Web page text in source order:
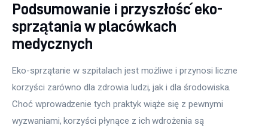
Podsumowanie i przyszłość eko-
sprzątania w placówkach
medycznych
Eko-sprzątanie w szpitalach jest możliwe i przynosi liczne
korzyści zarówno dla zdrowia ludzi, jak i dla środowiska.
Choć wprowadzenie tych praktyk wiąże się z pewnymi
wyzwaniami, korzyści płynące z ich wdrożenia są